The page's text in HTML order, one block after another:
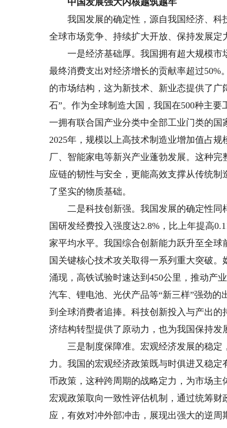
中国发展强大内核越筑越牢
我国发展的确定性，源自我国经济、科
全球市场竞争、持续扩大开放、保持发展定
一是经济基础厚。我国拥有超大规模市
最终消费支出对经济增长的贡献率超过
的市场结构，这为新技术、新业态提供了
石”。作为全球制造大国，我国在500种主
一拥有联合国产业分类中全部工业门类的
2025年，规模以上高技术制造业增加值占
厂、智能家电等新兴产业蓬勃发展。这种
应链的韧性与安全，更能高效支撑从传统
了坚实的物质基础。
二是科技创新强。我国发展的确定性同
国研发经费投入强度达2.8%，比上年提高
家平均水平。我国综合创新能力跃升至全
国关键核心技术攻关取得一系列重大突破
涌现，高铁试验时速达到450公里，推动产
汽车、锂电池、光伏产品等“新三样”强劲
到全球消费者追捧。科技创新投入与产出
济结构转型提供了原动力，也为我国保持
三是制度保障准。宏观经济发展的稳定
力。我国的宏观经济政策既与时俱进又稳
币政策，这种跨周期的战略定力，为市场
宏观政策取向一致性评估机制，通过统筹
应，有效对冲外部冲击，展现出强大的逆周